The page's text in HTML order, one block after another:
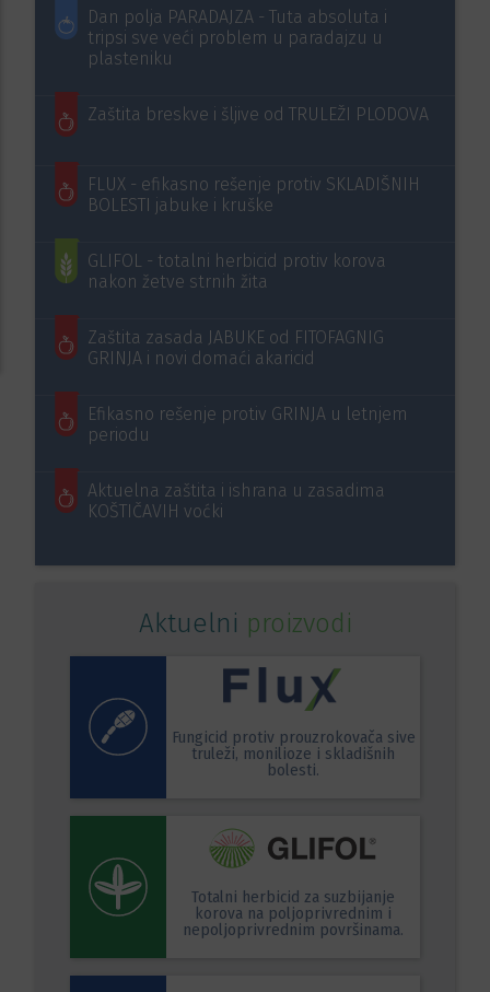
Dan polja PARADAJZA - Tuta absoluta i
tripsi sve veći problem u paradajzu u
plasteniku
Zaštita breskve i šljive od TRULEŽI PLODOVA
FLUX - efikasno rešenje protiv SKLADIŠNIH
BOLESTI jabuke i kruške
GLIFOL - totalni herbicid protiv korova
nakon žetve strnih žita
Zaštita zasada JABUKE od FITOFAGNIG
GRINJA i novi domaći akaricid
Efikasno rešenje protiv GRINJA u letnjem
periodu
Aktuelna zaštita i ishrana u zasadima
KOŠTIČAVIH voćki
Aktuelni proizvodi
Fungicid protiv prouzrokovača sive
truleži, monilioze i skladišnih
bolesti.
Totalni herbicid za suzbijanje
korova na poljoprivrednim i
nepoljoprivrednim površinama.